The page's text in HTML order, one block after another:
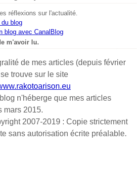
réflexions sur l'actualité.
blog
blog avec CanalBlog
m'avoir lu.
de mes articles (depuis février
trouve sur le site
n'héberge que mes articles
mars 2015.
2007-2019 : Copie strictement
sans autorisation écrite préalable.